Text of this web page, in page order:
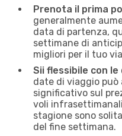
Prenota il prima
generalmente
data di partenza,
settimane di
migliori per il tuo
Sii flessibile con
date di viaggio
significativo sul
voli
stagione sono
del fine settimana.